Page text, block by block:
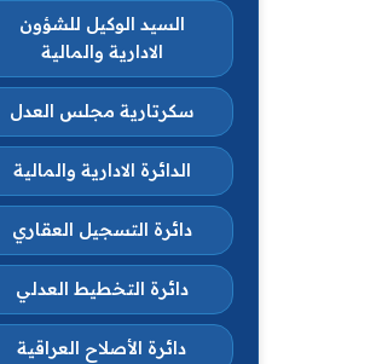
السيد الوكيل للشؤون
الادارية والمالية
سكرتارية مجلس العدل
الدائرة الادارية والمالية
دائرة التسجيل العقاري
دائرة التخطيط العدلي
دائرة الأصلاح العراقية